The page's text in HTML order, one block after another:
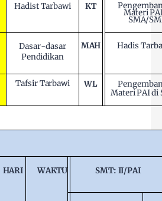
HadistTarbawi KT
Materi
SMA/
Dasar-dasar
Pendidikan
MAH Hadis
TafsirTarbawi WL
MateriPAIdi
HARI WAKTU SMT: II/PAI